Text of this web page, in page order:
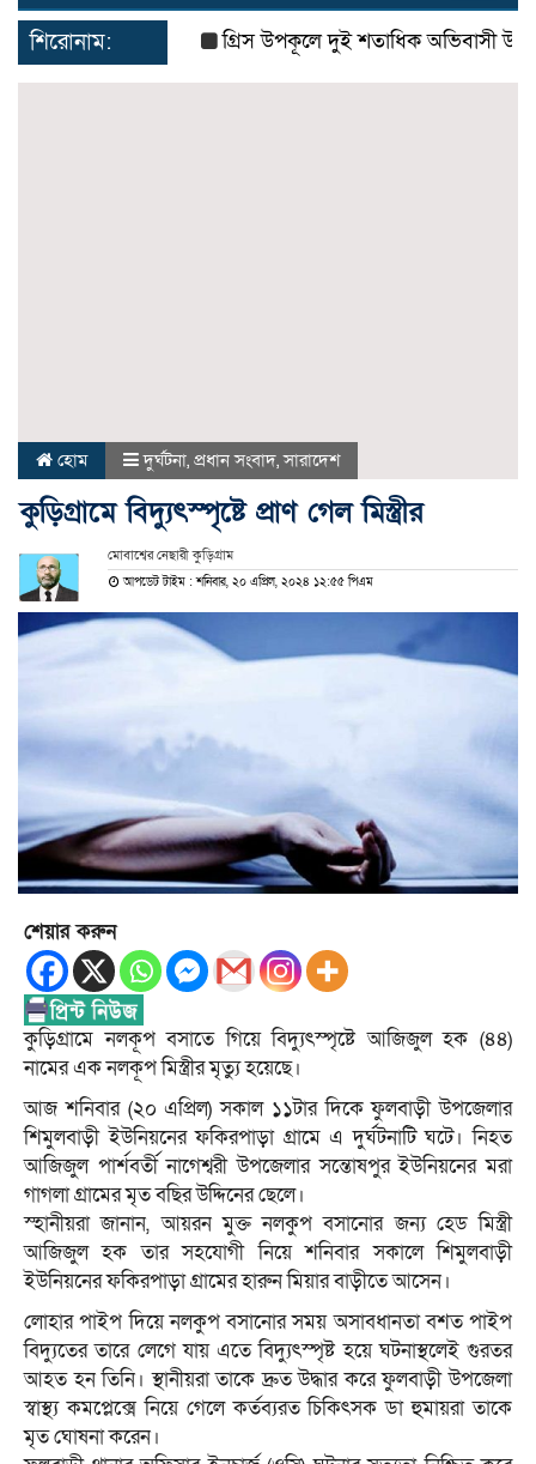
শিরোনাম: গ্রিস উপকূলে দুই শতাধিক অভিবাসী উদ্ধার,
হোম দুর্ঘটনা, প্রধান সংবাদ,সারাদেশ
কুড়িগ্রামে বিদ্যুৎস্পৃষ্টে প্রাণ গেল মিস্ত্রীর
মোবাশ্বের নেছারী কুড়িগ্রাম
আপডেট টাইম : শনিবার, ২০ এপ্রিল, ২০২৪ ১২:৫৫ পিএম
শেয়ার করুন
কুড়িগ্রামে নলকূপ বসাতে গিয়ে বিদ্যুৎস্পৃষ্টে আজিজুল হক (৪৪)
নামের এক নলকূপ মিস্ত্রীর মৃত্যু হয়েছে।
আজ শনিবার (২০ এপ্রিল) সকাল ১১টার দিকে ফুলবাড়ী উপজেলার
শিমুলবাড়ী ইউনিয়নের ফকিরপাড়া গ্রামে এ দুর্ঘটনাটি ঘটে। নিহত
আজিজুল পার্শবর্তী নাগেশ্বরী উপজেলার সন্তোষপুর ইউনিয়নের মরা
গাগলা গ্রামের মৃত বছির উদ্দিনের ছেলে।
স্হানীয়রা জানান, আয়রন মুক্ত নলকুপ বসানোর জন্য হেড মিস্ত্রী
আজিজুল হক তার সহযোগী নিয়ে শনিবার সকালে শিমুলবাড়ী
ইউনিয়নের ফকিরপাড়া গ্রামের হারুন মিয়ার বাড়ীতে আসেন।
লোহার পাইপ দিয়ে নলকুপ বসানোর সময় অসাবধানতা বশত পাইপ
বিদ্যুতের তারে লেগে যায় এতে বিদ্যুৎস্পৃষ্ট হয়ে ঘটনাস্থলেই গুরতর
আহত হন তিনি। স্থানীয়রা তাকে দ্রুত উদ্ধার করে ফুলবাড়ী উপজেলা
স্বাস্থ্য কমপ্লেক্সে নিয়ে গেলে কর্তব্যরত চিকিৎসক ডা হুমায়রা তাকে
মৃত ঘোষনা করেন।